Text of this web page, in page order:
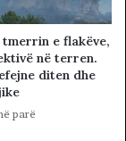
e flakëve,
në terren.
diten dhe
parë